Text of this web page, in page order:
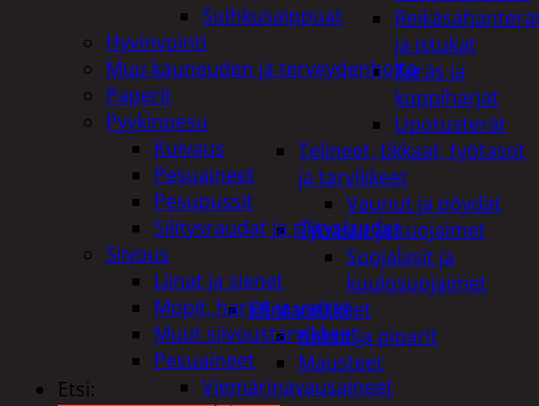
ja istukat
Teräs ja
kuppiharjat
Upotusterät
Telineet, tikkaat, työtasot
ja tarvikkeet
Vaunut ja pöydät
Työasut ja suojaimet
Suojalasit ja
kuulosuojaimet
Elintarvikkeet
Keksit ja piparit
Mausteet
Etsi:
Suihkusaippuat
Hyvinvointi
Muu kauneuden ja terveydenhoito
Paperit
Pyykinpesu
Kuivaus
Pesuaineet
Pesupussit
Silitysraudat ja silityslaudat
Siivous
Liinat ja sienet
Mopit, harjat ja varret
Muut siivoustarvikkeet
Pesuaineet
Viemärinavausaineet